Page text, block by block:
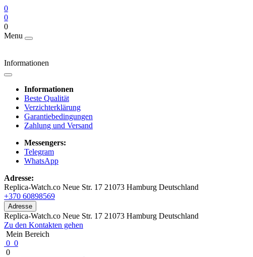
0
0
0
Menu
Informationen
Informationen
Beste Qualität
Verzichterklärung
Garantiebedingungen
Zahlung und Versand
Messengers:
Telegram
WhatsApp
Adresse:
Replica-Watch.co Neue Str. 17 21073 Hamburg Deutschland
+370 60898569
Adresse
Replica-Watch.co Neue Str. 17 21073 Hamburg Deutschland
Zu den Kontakten gehen
Mein Bereich
0 0
0